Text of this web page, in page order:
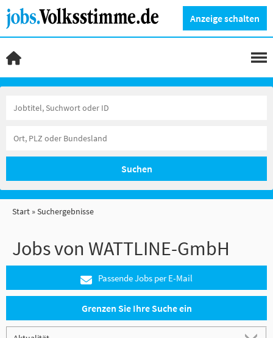
Anzeige schalten
Suchen
Start Suchergebnisse
Jobs von WATTLINE-GmbH
Passende Jobs per E-Mail
Grenzen Sie Ihre Suche ein